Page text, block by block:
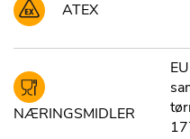
ATEX
NÆRINGSMIDLER